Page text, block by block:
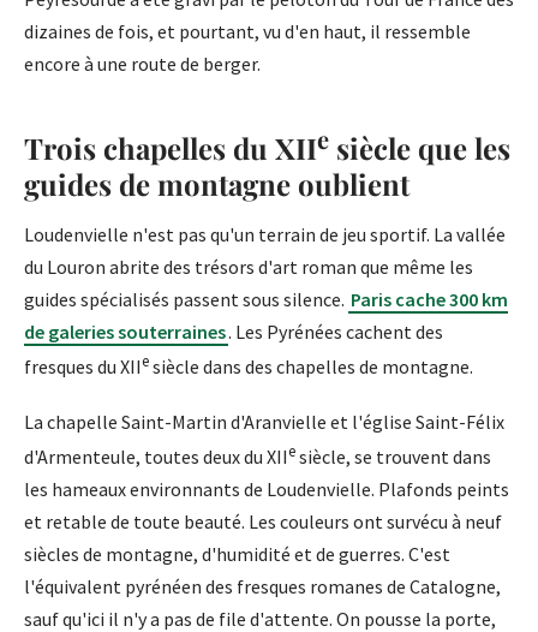
dizaines de fois, et pourtant, vu d'en haut, il ressemble
encore à une route de berger.
Trois chapelles du XIIe siècle que les
guides de montagne oublient
Loudenvielle n'est pas qu'un terrain de jeu sportif. La vallée
du Louron abrite des trésors d'art roman que même les
guides spécialisés passent sous silence. Paris cache 300 km
de galeries souterraines. Les Pyrénées cachent des
fresques du XIIesiècle dans des chapelles de montagne.
La chapelle Saint-Martin d'Aranvielle et l'église Saint-Félix
d'Armenteule, toutes deux du XIIesiècle, se trouvent dans
les hameaux environnants de Loudenvielle. Plafonds peints
et retable de toute beauté. Les couleurs ont survécu à neuf
siècles de montagne, d'humidité et de guerres. C'est
l'équivalent pyrénéen des fresques romanes de Catalogne,
sauf qu'ici il n'y a pas de file d'attente. On pousse la porte,